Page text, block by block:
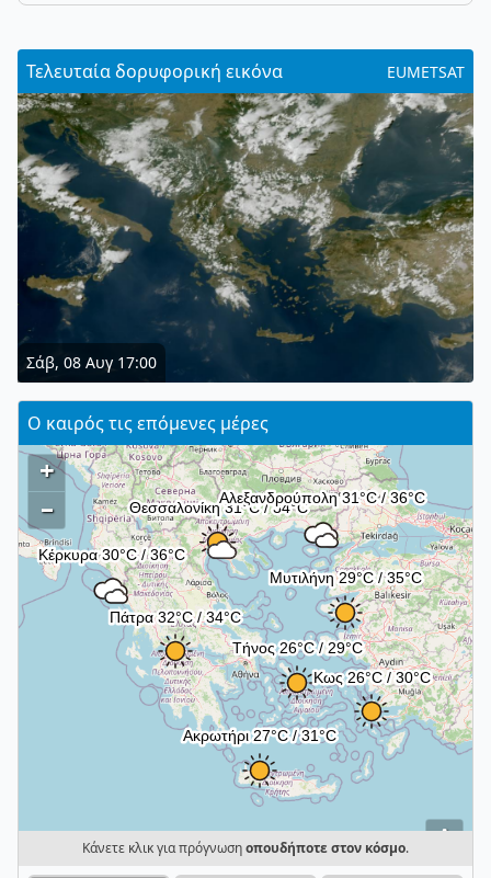
Τελευταία δορυφορική εικόνα EUMETSAT
Σάβ, 08 Αυγ 17:00
Ο καιρός τις επόμενες μέρες
i
+
–
Κάνετε κλικ για πρόγνωσηοπουδήποτε στον κόσμο.